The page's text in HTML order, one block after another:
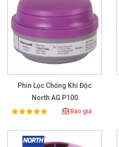
Phin Lọc Chống Khí Độc
North AG P100
Rating:
100% Báo giá